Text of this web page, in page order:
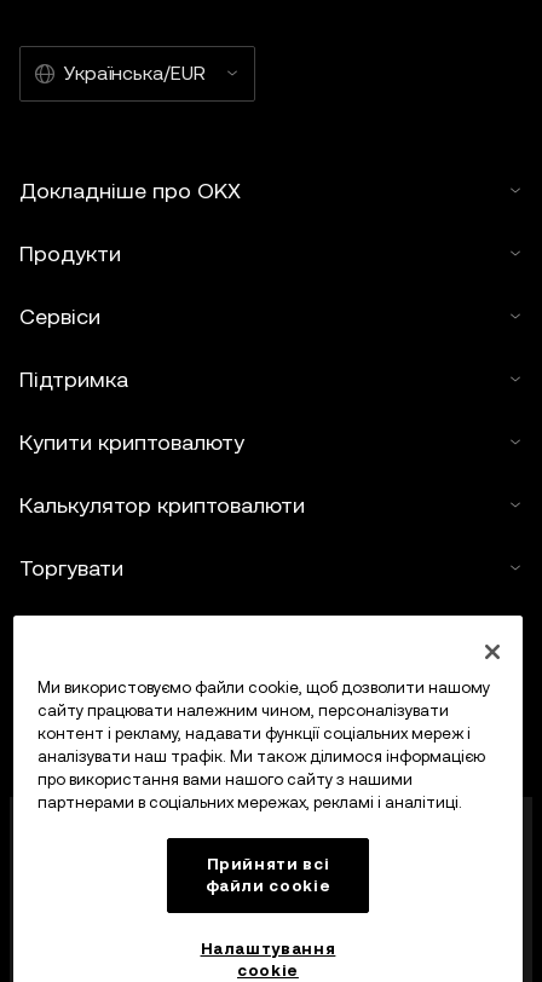
Українська/EUR
Докладніше про OKX
Продукти
Сервіси
Підтримка
Купити криптовалюту
Калькулятор криптовалюти
Торгувати
назвою OKX, тепер є криптоактивною торгівельною
платформою, авторизованою Управлінням
фінансових послуг Мальти (MFSA) як постачальник
криптоактивних послуг відповідно до статті 28
Закону про криптоактиви (розділ 647
Законодавства Мальти).
Ми використовуємо файли cookie, щоб дозволити нашому
сайту працювати належним чином, персоналізувати
контент і рекламу, надавати функції соціальних мереж і
аналізувати наш трафік. Ми також ділимося інформацією
про використання вами нашого сайту з нашими
партнерами в соціальних мережах, рекламі і аналітиці.
Прийняти всі
файли сookie
Налаштування
cookie